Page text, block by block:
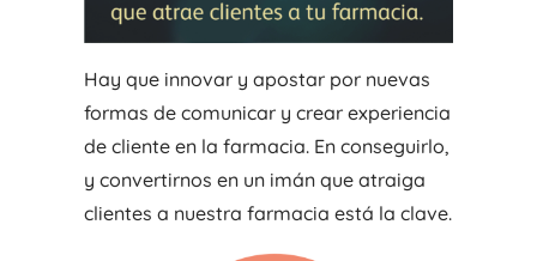
Hay que innovar y apostar por nuevas
formas de comunicar y crear experiencia
de cliente en la farmacia. En conseguirlo,
y convertirnos en un imán que atraiga
clientes a nuestra farmacia está la clave.